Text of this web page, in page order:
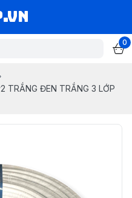
0
TRẮNG ĐEN TRẮNG 3 LỚP